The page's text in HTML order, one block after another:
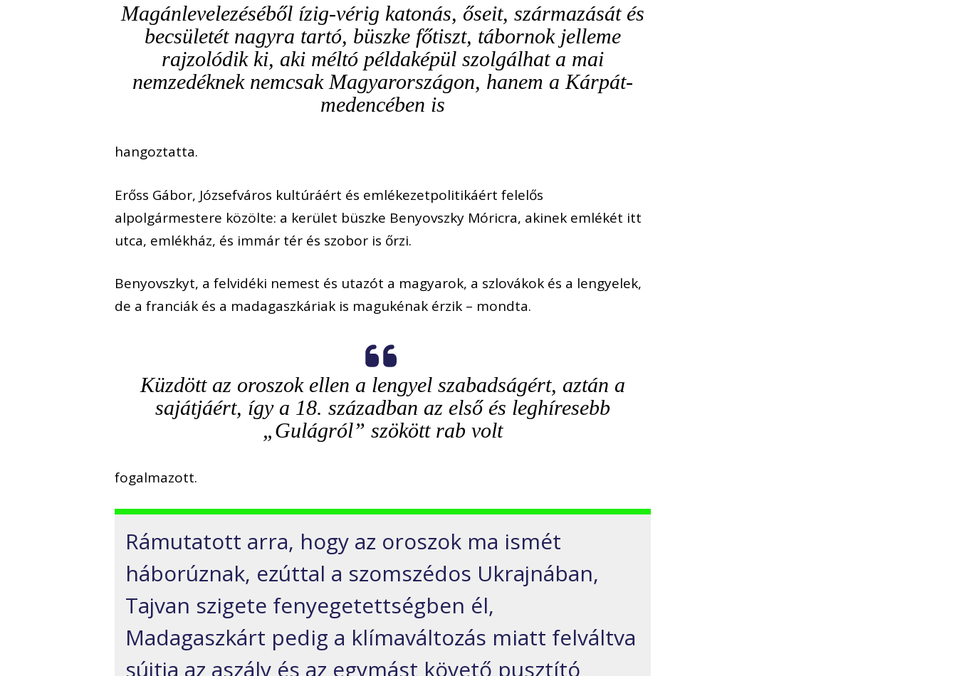
Magánlevelezéséből ízig-vérig katonás, őseit, származását és
becsületét nagyra tartó, büszke főtiszt, tábornok jelleme
rajzolódik ki, aki méltó példaképül szolgálhat a mai
nemzedéknek nemcsak Magyarországon, hanem a Kárpát-
medencében is
hangoztatta.
Erőss Gábor, Józsefváros kultúráért és emlékezetpolitikáért felelős
alpolgármestere közölte: a kerület büszke Benyovszky Móricra, akinek emlékét itt
utca, emlékház, és immár tér és szobor is őrzi.
Benyovszkyt, a felvidéki nemest és utazót a magyarok, a szlovákok és a lengyelek,
de a franciák és a madagaszkáriak is magukénak érzik – mondta.
Küzdött az oroszok ellen a lengyel szabadságért, aztán a
sajátjáért, így a 18. században az első és leghíresebb
„Gulágról” szökött rab volt
fogalmazott.
Rámutatott arra, hogy az oroszok ma ismét
háborúznak, ezúttal a szomszédos Ukrajnában,
Tajvan szigete fenyegetettségben él,
Madagaszkárt pedig a klímaváltozás miatt felváltva
sújtja az aszály és az egymást követő pusztító